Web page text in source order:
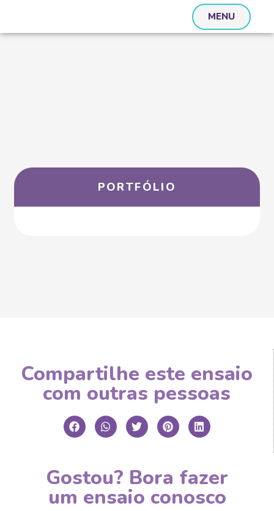
MENU
PORTFÓLIO
Compartilhe este ensaio
com outras pessoas
Gostou? Bora fazer
um ensaio conosco